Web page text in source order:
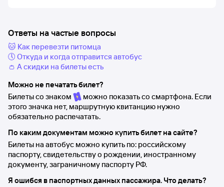
Ответы на частые вопросы
🐱 Как перевезти питомца
🕔 Откуда и когда отправится автобус
👛 А скидки на билеты есть
Можно не печатать билет?
Билеты со знаком
можно показать со смартфона. Если
этого значка нет, маршрутную квитанцию нужно
обязательно распечатать.
По каким документам можно купить билет на сайте?
Билеты на автобус можно купить по: российскому
паспорту, свидетельству о рождении, иностранному
документу, заграничному паспорту РФ.
Я ошибся в паспортных данных пассажира. Что делать?